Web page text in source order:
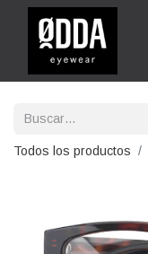
Todos los productos